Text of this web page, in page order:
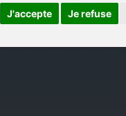
J'accepte Je refuse